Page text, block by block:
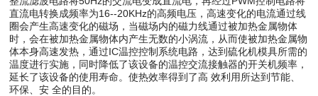
直流电转换成频率为16--20KHz的高频电压，高速变化的电流通过线
圈会产生高速变化的磁场，当磁场内的磁力线通过被加热金属物体
时，会在被加热金属物体内产生无数的小涡流，从而使被加热金属物
体本身高速发热，通过IC温控控制系统电路，达到硫化机模具所需的
温度进行实施，同时降低了该设备的温控交流接触器的开关机频率，
延长了该设备的使用寿命。使热效率得到了高 效利用所达到节能、
环保、安 全的目的。